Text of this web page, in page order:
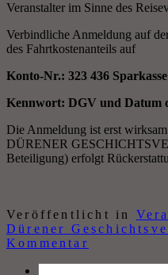
Veranstalter im Sinne des
Verbindliche Anmeldung auf
des Fahrtkostenanteils auf
Konto-Nr.: 323 436
Kennwort: DGV und Datum
Die Anmeldung ist erst
DÜRENER
Beteiligung) erfolgt
Veröffentlicht in
Dürener
Kommentar